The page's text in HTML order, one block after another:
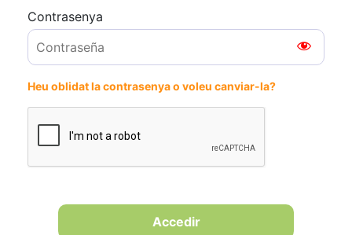
Contrasenya
Heu oblidat la contrasenya o voleu canviar-la?